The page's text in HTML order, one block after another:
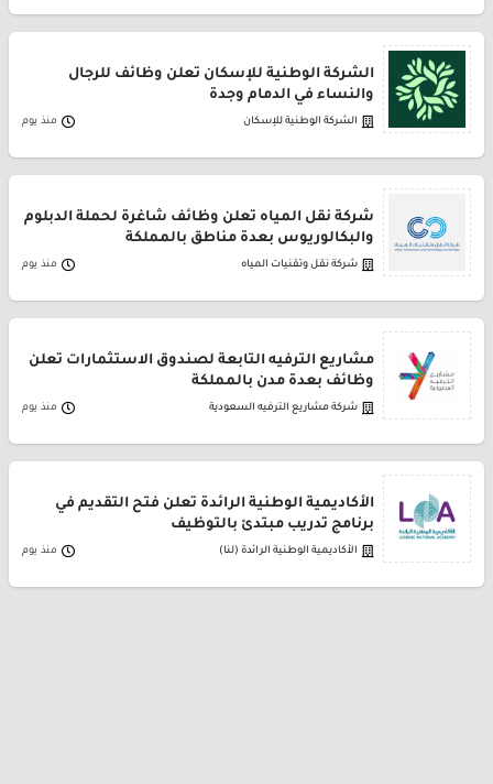
الشركة الوطنية للإسكان تعلن وظائف للرجال
والنساء في الدمام وجدة
الشركة الوطنية للإسكان منذ يوم
شركة نقل المياه تعلن وظائف شاغرة لحملة الدبلوم
والبكالوريوس بعدة مناطق بالمملكة
شركة نقل وتقنيات المياه منذ يوم
مشاريع الترفيه التابعة لصندوق الاستثمارات تعلن
وظائف بعدة مدن بالمملكة
شركة مشاريع الترفيه السعودية منذ يوم
الأكاديمية الوطنية الرائدة تعلن فتح التقديم في
برنامج تدريب مبتدئ بالتوظيف
الأكاديمية الوطنية الرائدة (لنا) منذ يوم